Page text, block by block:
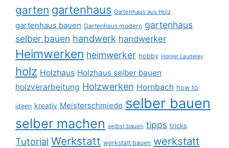
garten gartenhaus Gartenhaus aus Holz
gartenhaus bauen Gartenhaus modern gartenhaus
selber bauen handwerk handwerker
Heimwerken heimwerker hobby Holger Laudeley
holz Holzhaus Holzhaus selber bauen
holzverarbeitung Holzwerken Hornbach how to
ideen kreativ Meisterschmiede selber bauen
selber machen selbst bauen tipps tricks
Tutorial Werkstatt werkstatt bauen werkstatt